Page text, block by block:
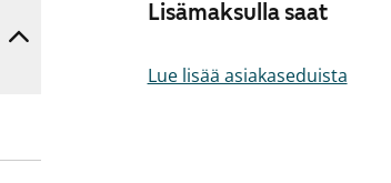
Lisämaksulla saat
Lue lisää asiakaseduista